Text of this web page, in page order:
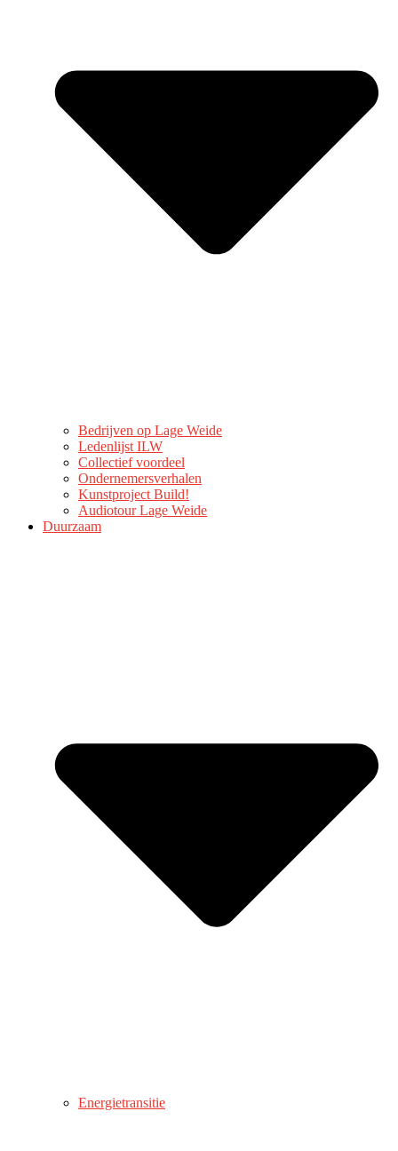
Bedrijven op Lage Weide
Ledenlijst ILW
Collectief voordeel
Ondernemersverhalen
Kunstproject Build!
Audiotour Lage Weide
Duurzaam
Energietransitie